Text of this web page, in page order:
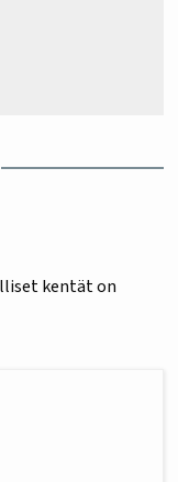
kentät on